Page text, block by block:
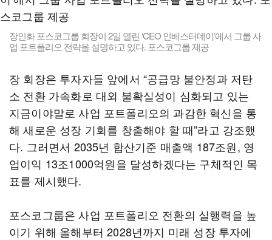
장인화 포스코그룹 회장이 2일 열린 ‘CEO 인베스터데이’에서 그룹 사
업 포트폴리오 전략을 설명하고 있다. 포스코그룹 제공
장 회장은 투자자들 앞에서 “공급망 불안정과 저탄
소 전환 가속화로 대외 불확실성이 심화되고 있는
지금이야말로 사업 포트폴리오의 과감한 혁신을 통
해 새로운 성장 기회를 창출해야 할 때”라고 강조했
다. 그러면서 2035년 합산기준 매출액 187조원, 영
업이익 13조1000억원을 달성하겠다는 구체적인 목
표를 제시했다.
포스코그룹은 사업 포트폴리오 전환의 실행력을 높
이기 위해 올해부터 2028년까지 미래 성장 투자에